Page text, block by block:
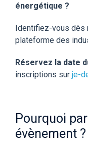
énergétique ?
Identifiez-vous dès
plateforme des
Réservez la date
inscriptions sur je-
Pourquoi
évènement ?